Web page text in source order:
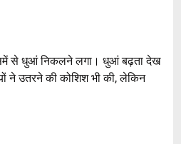
से धुआं निकलने लगा। धुआं बढ़ता देख
ने उतरने की कोशिश भी की, लेकिन